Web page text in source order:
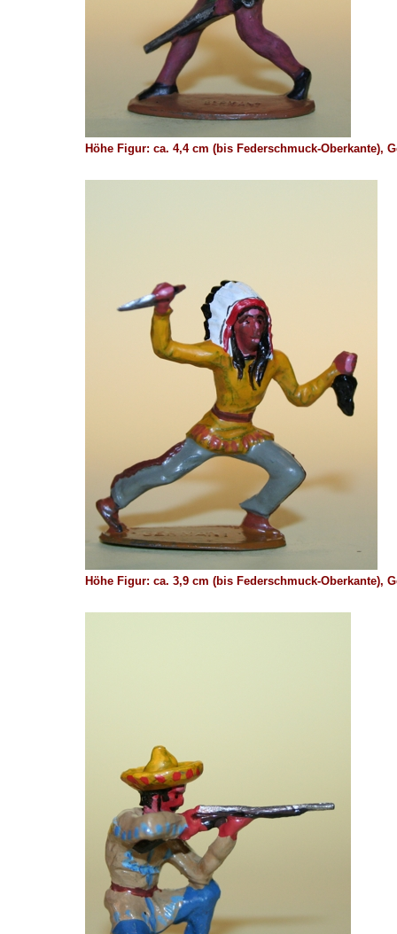
Höhe Figur: ca. 4,4 cm (bis Federschmuck-Oberkante),
Höhe Figur: ca. 3,9 cm (bis Federschmuck-Oberkante),